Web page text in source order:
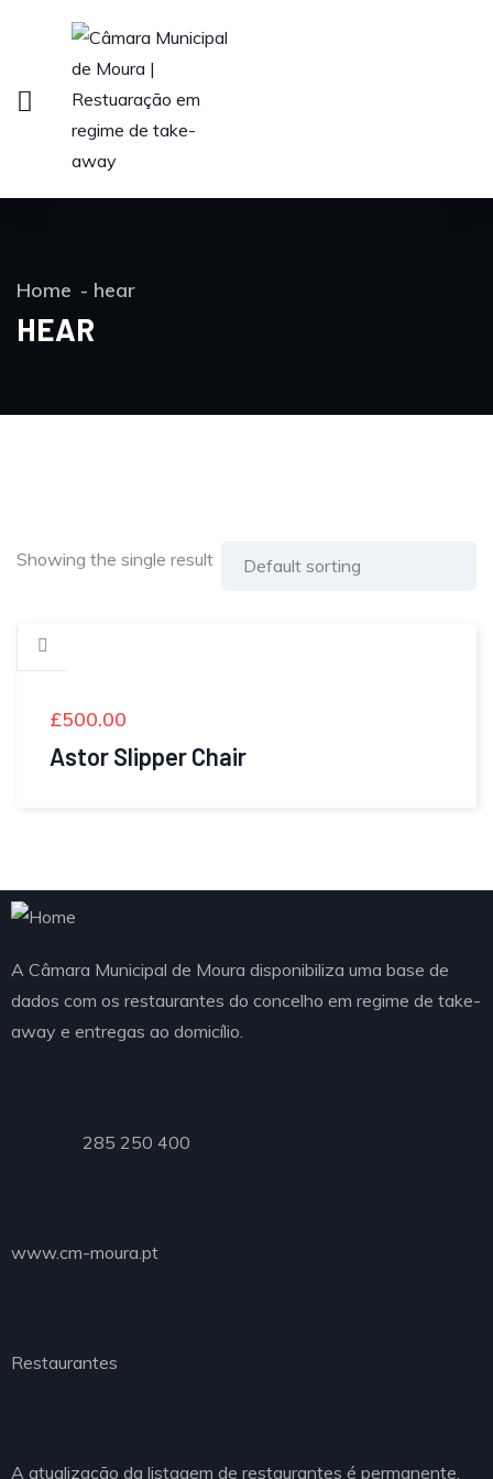
Home hear
HEAR
Showing the single result
£500.00
Astor Slipper Chair
A Câmara Municipal de Moura disponibiliza uma base de
dados com os restaurantes do concelho em regime de take-
away e entregas ao domicílio.
285 250 400
www.cm-moura.pt
Restaurantes
A atualização da listagem de restaurantes é permanente.